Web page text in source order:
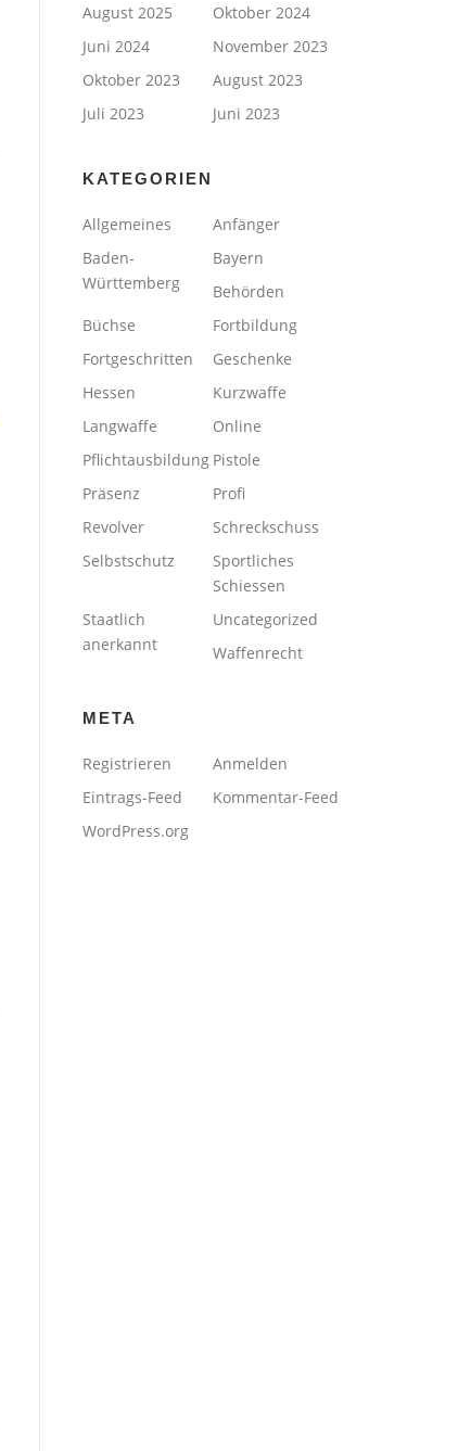
August 2025
Oktober 2024
Juni 2024
November 2023
Oktober 2023
August 2023
Juli 2023
Juni 2023
KATEGORIEN
Allgemeines
Anfänger
Baden-
Württemberg
Bayern
Behörden
Büchse
Fortbildung
Fortgeschritten
Geschenke
Hessen
Kurzwaffe
Langwaffe
Online
Pflichtausbildung Pistole
Präsenz
Profi
Revolver
Schreckschuss
Selbstschutz
Sportliches
Schiessen
Staatlich
anerkannt
Uncategorized
Waffenrecht
META
Registrieren
Anmelden
Eintrags-Feed
Kommentar-Feed
WordPress.org